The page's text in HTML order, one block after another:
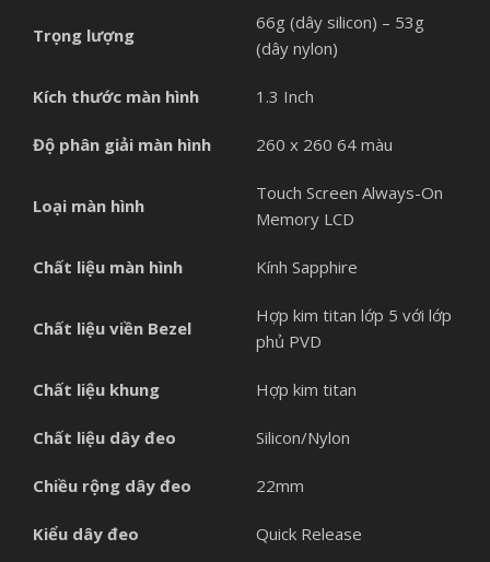
Trọng lượng
66g (dây silicon) – 53g
(dây nylon)
Kích thước màn hình 1.3 Inch
Độ phân giải màn hình 260 x 260 64 màu
Loại màn hình
Touch Screen Always-On
Memory LCD
Chất liệu màn hình Kính Sapphire
Chất liệu viền Bezel
Hợp kim titan lớp 5 với lớp
phủ PVD
Chất liệu khung Hợp kim titan
Chất liệu dây đeo Silicon/Nylon
Chiều rộng dây đeo 22mm
Kiểu dây đeo Quick Release